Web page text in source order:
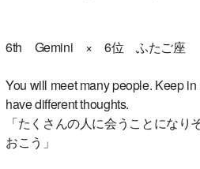
6th Gemini × 6位 ふたご座
You will meet many people. Keep
have different thoughts.
「たくさんの人に会うことになり
おこう」